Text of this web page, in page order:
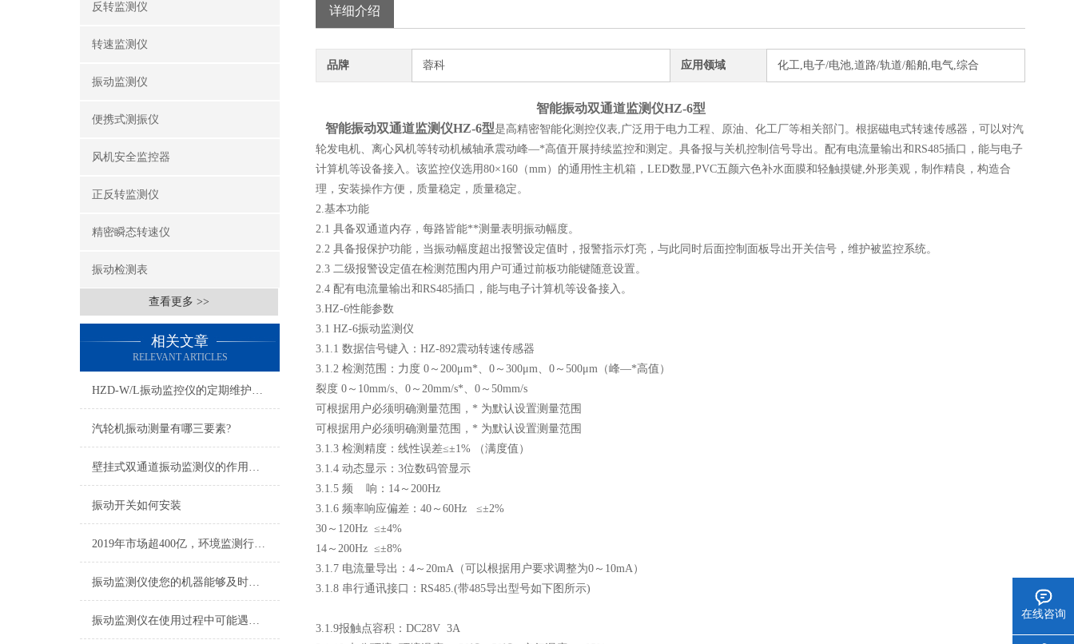
反转监测仪
转速监测仪
振动监测仪
便携式测振仪
风机安全监控器
正反转监测仪
精密瞬态转速仪
振动检测表
查看更多 >>
相关文章
RELEVANT ARTICLES
HZD-W/L振动监控仪的定期维护保养制度介绍
汽轮机振动测量有哪三要素?
壁挂式双通道振动监测仪的作用和参数
振动开关如何安装
2019年市场超400亿，环境监测行业迎优先机遇
振动监测仪使您的机器能够及时得到保护避免不必要的经济损失
振动监测仪在使用过程中可能遇到的故障及相应解决方法介绍
详细介绍
品牌 蓉科 应用领域 化工,电子/电池,道路/轨道/船舶,电气,综合
智能振动双通道监测仪HZ-6型
智能振动双通道监测仪HZ-6型是高精密智能化测控仪表,广泛用于电力工程、原油、化工厂等相关部门。根据磁电式转速传感器，可以对汽
轮发电机、离心风机等转动机械轴承震动峰—*高值开展持续监控和测定。具备报与关机控制信号导出。配有电流量输出和RS485插口，能与电子
计算机等设备接入。该监控仪选用80×160（mm）的通用性主机箱，LED数显,PVC五颜六色补水面膜和轻触摸键,外形美观，制作精良，构造合
理，安装操作方便，质量稳定，质量稳定。
2.基本功能
2.1 具备双通道内存，每路皆能**测量表明振动幅度。
2.2 具备报保护功能，当振动幅度超出报警设定值时，报警指示灯亮，与此同时后面控制面板导出开关信号，维护被监控系统。
2.3 二级报警设定值在检测范围内用户可通过前板功能键随意设置。
2.4 配有电流量输出和RS485插口，能与电子计算机等设备接入。
3.HZ-6性能参数
3.1 HZ-6振动监测仪
3.1.1 数据信号键入：HZ-892震动转速传感器
3.1.2 检测范围：力度 0～200μm*、0～300μm、0～500μm（峰—*高值）
裂度 0～10mm/s、0～20mm/s*、0～50mm/s
可根据用户必须明确测量范围，* 为默认设置测量范围
可根据用户必须明确测量范围，* 为默认设置测量范围
3.1.3 检测精度：线性误差≤±1% （满度值）
3.1.4 动态显示：3位数码管显示
3.1.5 频 响：14～200Hz
3.1.6 频率响应偏差：40～60Hz ≤±2%
30～120Hz ≤±4%
14～200Hz ≤±8%
3.1.7 电流量导出：4～20mA（可以根据用户要求调整为0～10mA）
3.1.8 串行通讯接口：RS485.(带485导出型号如下图所示)
3.1.9报触点容积：DC28V 3A
在线咨询